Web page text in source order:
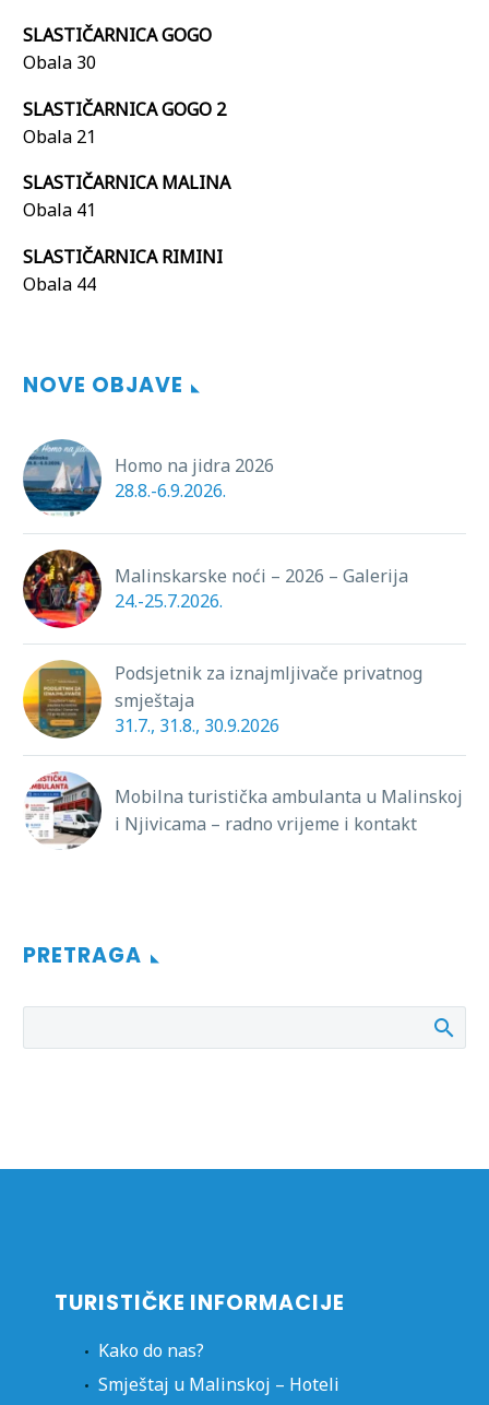
SLASTIČARNICA GOGO
Obala 30
SLASTIČARNICA GOGO 2
Obala 21
SLASTIČARNICA MALINA
Obala 41
SLASTIČARNICA RIMINI
Obala 44
NOVE OBJAVE
Homo na jidra 2026
28.8.-6.9.2026.
Malinskarske noći – 2026 – Galerija
24.-25.7.2026.
Podsjetnik za iznajmljivače privatnog
smještaja
31.7., 31.8., 30.9.2026
Mobilna turistička ambulanta u Malinskoj
i Njivicama – radno vrijeme i kontakt
PRETRAGA
TURISTIČKE INFORMACIJE
Kako do nas?
Smještaj u Malinskoj – Hoteli